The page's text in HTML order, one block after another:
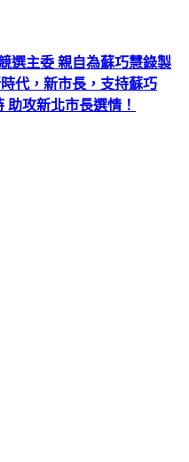
選主委 親自為蘇巧慧錄製
代，新市長，支持蘇巧
助攻新北市長選情！